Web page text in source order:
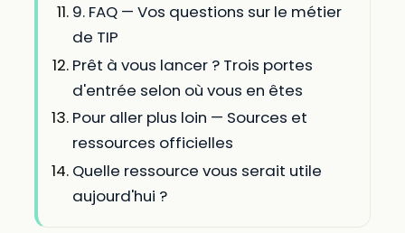
9. FAQ — Vos questions sur le métier
de TIP
Prêt à vous lancer ? Trois portes
d'entrée selon où vous en êtes
Pour aller plus loin — Sources et
ressources officielles
Quelle ressource vous serait utile
aujourd'hui ?